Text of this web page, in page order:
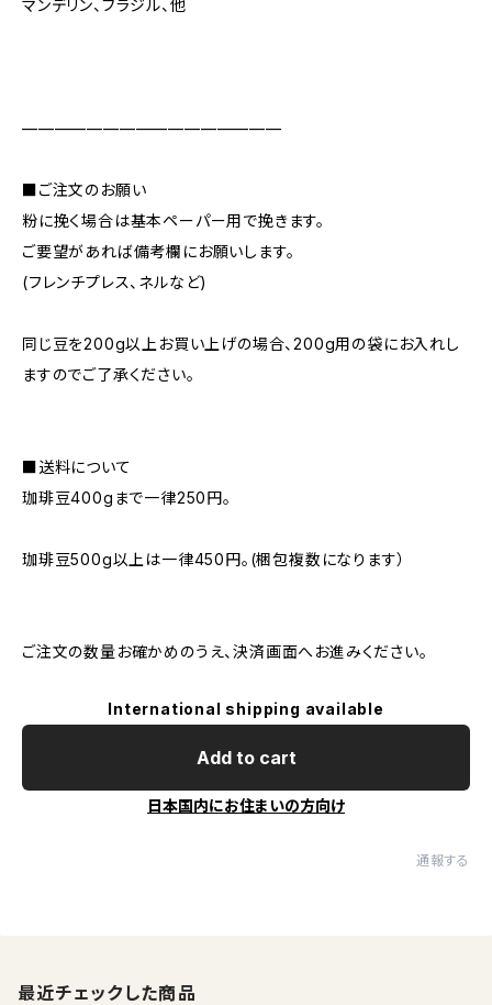
マンデリン、ブラジル、他
————————————————
■ご注文のお願い
粉に挽く場合は基本ペーパー用で挽きます。
ご要望があれば備考欄にお願いします。
(フレンチプレス、ネルなど)
同じ豆を200g以上お買い上げの場合、200g用の袋にお入れし
ますのでご了承ください。
■送料について
珈琲豆400gまで一律250円。
珈琲豆500g以上は一律450円。(梱包複数になります）
ご注文の数量お確かめのうえ、決済画面へお進みください。
International shipping available
Add to cart
日本国内にお住まいの方向け
通報する
最近チェックした商品